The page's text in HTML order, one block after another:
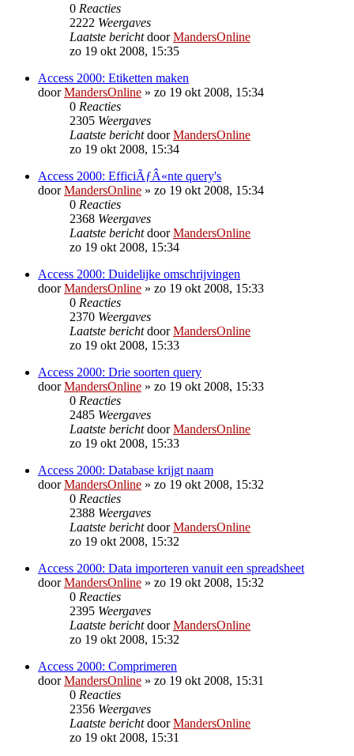
0 Reacties
2222 Weergaves
Laatste berichtdoorMandersOnline
zo 19 okt 2008, 15:35
Access 2000: Etiketten maken
doorMandersOnline » zo 19 okt 2008, 15:34
0 Reacties
2305 Weergaves
Laatste berichtdoorMandersOnline
zo 19 okt 2008, 15:34
Access 2000: EfficiÃƒÂ«nte query's
doorMandersOnline » zo 19 okt 2008, 15:34
0 Reacties
2368 Weergaves
Laatste berichtdoorMandersOnline
zo 19 okt 2008, 15:34
Access 2000: Duidelijke omschrijvingen
doorMandersOnline » zo 19 okt 2008, 15:33
0 Reacties
2370 Weergaves
Laatste berichtdoorMandersOnline
zo 19 okt 2008, 15:33
Access 2000: Drie soorten query
doorMandersOnline » zo 19 okt 2008, 15:33
0 Reacties
2485 Weergaves
Laatste berichtdoorMandersOnline
zo 19 okt 2008, 15:33
Access 2000: Database krijgt naam
doorMandersOnline » zo 19 okt 2008, 15:32
0 Reacties
2388 Weergaves
Laatste berichtdoorMandersOnline
zo 19 okt 2008, 15:32
Access 2000: Data importeren vanuit een spreadsheet
doorMandersOnline » zo 19 okt 2008, 15:32
0 Reacties
2395 Weergaves
Laatste berichtdoorMandersOnline
zo 19 okt 2008, 15:32
Access 2000: Comprimeren
doorMandersOnline » zo 19 okt 2008, 15:31
0 Reacties
2356 Weergaves
Laatste berichtdoorMandersOnline
zo 19 okt 2008, 15:31